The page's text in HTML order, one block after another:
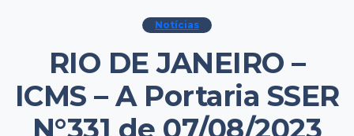
Notícias
RIO DE JANEIRO –
ICMS – A Portaria SSER
N°331 de 07/08/2023